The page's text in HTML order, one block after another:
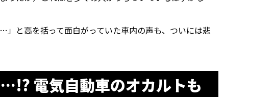
」と高を括って面白がっていた車内の声も、ついには悲
電気自動車のオカルトも